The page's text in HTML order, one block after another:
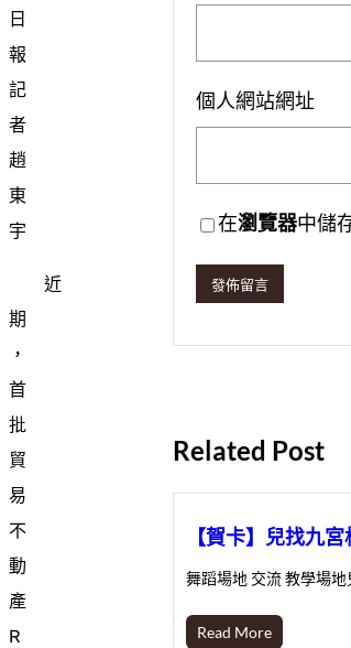
日
報
記
者
趙
東
宇
近
期
，
首
批
貿
易
不
動
產
R
個人網站網址
在瀏覽器中儲
Related Post
【賀卡】兒找九
舞蹈場地 交流 教學場
Read More